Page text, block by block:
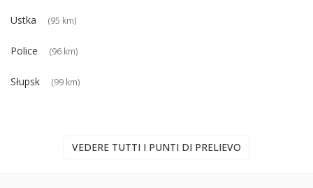
Ustka (95 km)
Police (96 km)
Słupsk (99 km)
VEDERE TUTTI I PUNTI DI PRELIEVO